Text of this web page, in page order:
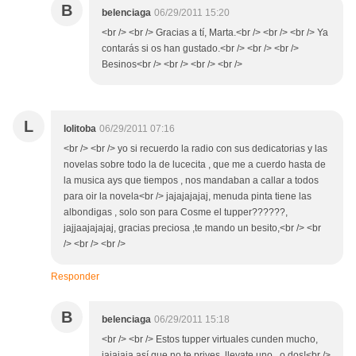
B belenciaga 06/29/2011 15:20
<br /> <br /> Gracias a tí, Marta.<br /> <br /> <br /> Ya
contarás si os han gustado.<br /> <br /> <br />
Besinos<br /> <br /> <br /> <br />
L lolitoba 06/29/2011 07:16
<br /> <br /> yo si recuerdo la radio con sus dedicatorias y las
novelas sobre todo la de lucecita , que me a cuerdo hasta de
la musica ays que tiempos , nos mandaban a callar a todos
para oir la novela<br /> jajajajajaj, menuda pinta tiene las
albondigas , solo son para Cosme el tupper??????,
jajjaajajajaj, gracias preciosa ,te mando un besito,<br /> <br
/> <br /> <br />
Responder
B belenciaga 06/29/2011 15:18
<br /> <br /> Estos tupper virtuales cunden mucho,